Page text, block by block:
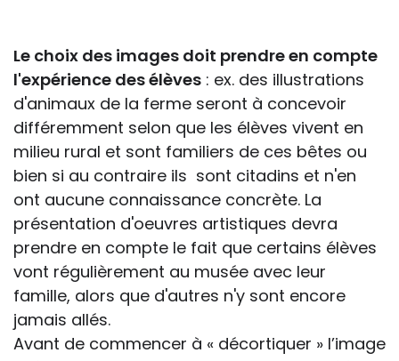
Le choix des images doit prendre en compte
l'expérience des élèves : ex. des illustrations
d'animaux de la ferme seront à concevoir
différemment selon que les élèves vivent en
milieu rural et sont familiers de ces bêtes ou
bien si au contraire ils sont citadins et n'en
ont aucune connaissance concrète. La
présentation d'oeuvres artistiques devra
prendre en compte le fait que certains élèves
vont régulièrement au musée avec leur
famille, alors que d'autres n'y sont encore
jamais allés.
Avant de commencer à « décortiquer » l’image